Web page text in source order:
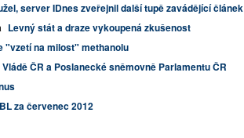
server IDnes zveřejnil další tupě zavádějící článek
Levný stát a draze vykoupená zkušenost
"vzetí na milost" methanolu
ČR a Poslanecké sněmovně Parlamentu ČR
za červenec 2012